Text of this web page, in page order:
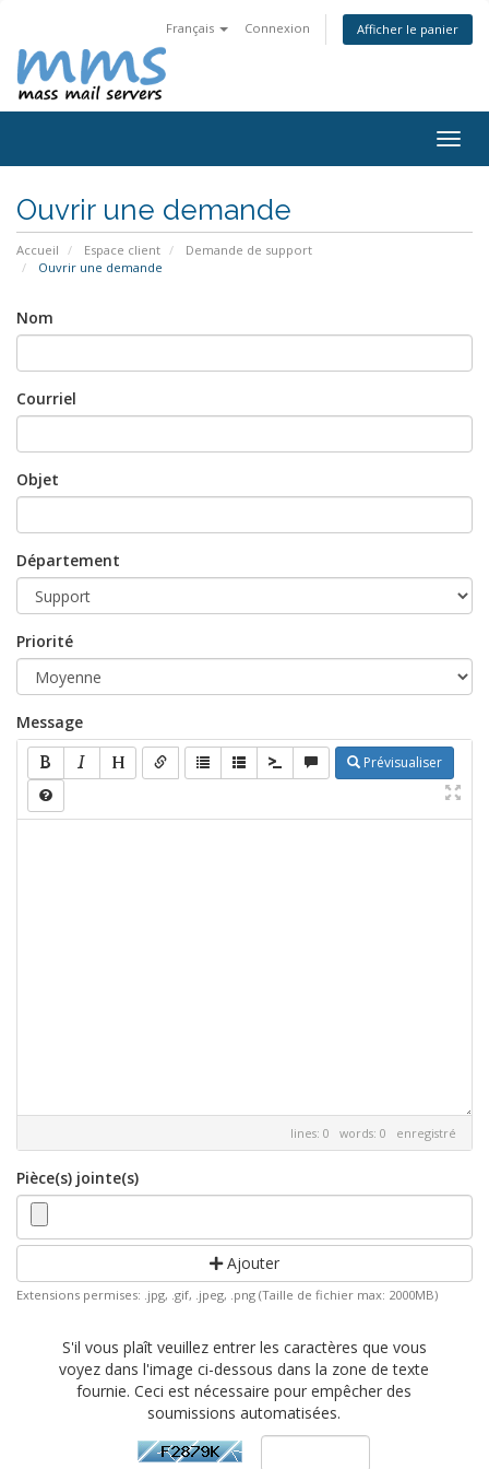
Français Connexion Afficher le panier
la
Ouvrir une demande
Accueil Espace client
Demande de support
Ouvrir une demande
Nom
Courriel
Objet
Département
Priorité
Message
Prévisualiser
lines: 0 words: 0 enregistré
Pièce(s) jointe(s)
Ajouter
Extensions permises: .jpg, .gif, .jpeg, .png (Taille de fichier max: 2000MB)
S'il vous plaît veuillez entrer les caractères que vous
voyez dans l'image ci-dessous dans la zone de texte
fournie. Ceci est nécessaire pour empêcher des
soumissions automatisées.